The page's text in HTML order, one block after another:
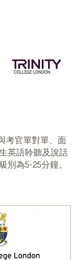
考官單對單、面
英語聆聽及說話
別為5-25分鐘。